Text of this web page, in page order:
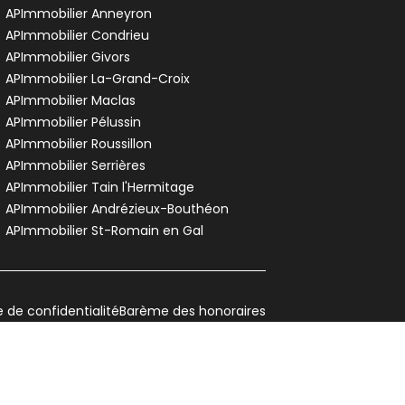
APImmobilier Anneyron
APImmobilier Condrieu
APImmobilier Givors
APImmobilier La-Grand-Croix
APImmobilier Maclas
APImmobilier Pélussin
APImmobilier Roussillon
APImmobilier Serrières
APImmobilier Tain l'Hermitage
APImmobilier Andrézieux-Bouthéon
APImmobilier St-Romain en Gal
de confidentialitéBarème des honoraires